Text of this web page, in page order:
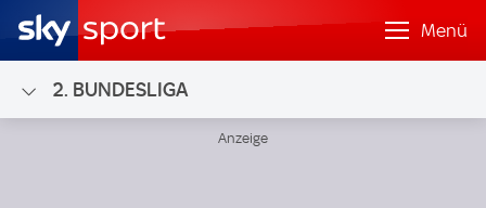
Menü
2. BUNDESLIGA